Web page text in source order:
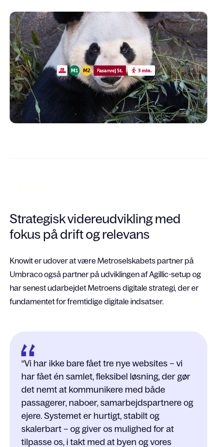
Strategisk videreudvikling med
fokus på drift og relevans
Knowit er udover at være Metroselskabets partner på
Umbraco også partner på udviklingen af Agillic-setup og
har senest udarbejdet Metroens digitale strategi, der er
fundamentet for fremtidige digitale indsatser.
Vi har ikke bare fået tre nye websites – vi
har fået én samlet, fleksibel løsning, der gør
det nemt at kommunikere med både
passagerer, naboer, samarbejdspartnere og
ejere. Systemet er hurtigt, stabilt og
skalerbart – og giver os mulighed for at
tilpasse os, i takt med at byen og vores